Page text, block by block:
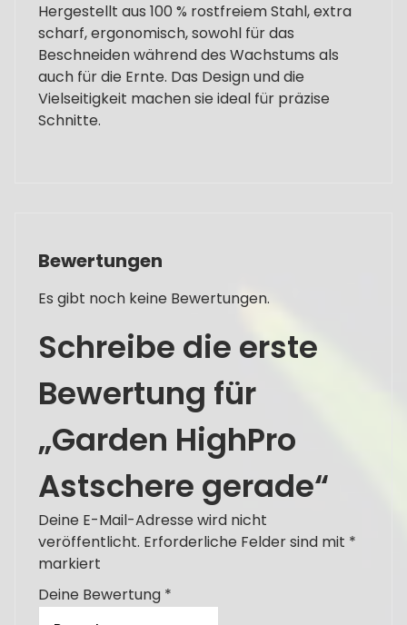
Hergestellt aus 100 % rostfreiem Stahl, extra
scharf, ergonomisch, sowohl für das
Beschneiden während des Wachstums als
auch für die Ernte. Das Design und die
Vielseitigkeit machen sie ideal für präzise
Schnitte.
Bewertungen
Es gibt noch keine Bewertungen.
Schreibe die erste
Bewertung für
„Garden HighPro
Astschere gerade“
Deine E-Mail-Adresse wird nicht
veröffentlicht. Erforderliche Felder sind mit *
markiert
Deine Bewertung *